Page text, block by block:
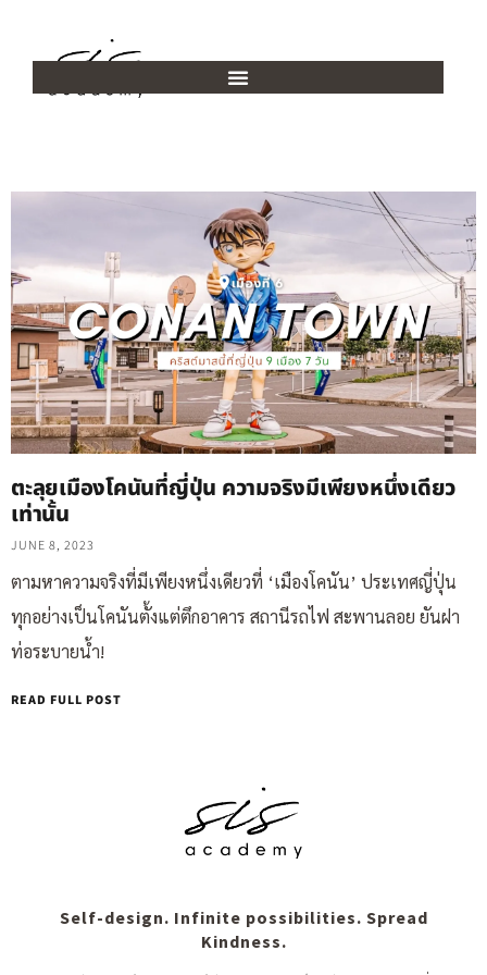
ตะลุยเมืองโคนันที่ญี่ปุ่น ความจริงมีเพียงหนึ่งเดียว
เท่านั้น
JUNE 8, 2023
ตามหาความจริงที่มีเพียงหนึ่งเดียวที่ ‘เมืองโคนัน’ ประเทศญี่ปุ่น
ทุกอย่างเป็นโคนันตั้งแต่ตึกอาคาร สถานีรถไฟ สะพานลอย ยันฝา
ท่อระบายน้ำ!
READ FULL POST
Self-design. Infinite possibilities. Spread
Kindness.